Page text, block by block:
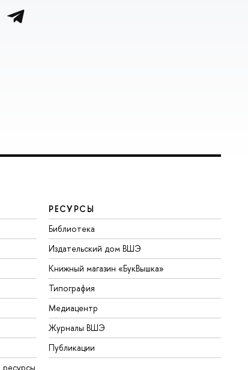
РЕСУРСЫ
Библиотека
Издательский дом ВШЭ
Книжный магазин «БукВышка»
Типография
Медиацентр
Журналы ВШЭ
Публикации